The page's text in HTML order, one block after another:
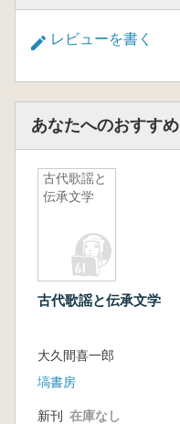
レビューを書く
あなたへのおすすめ
古代歌謡と
伝承文学
古代歌謡と伝承文学
大久間喜一郎
塙書房
新刊 在庫なし